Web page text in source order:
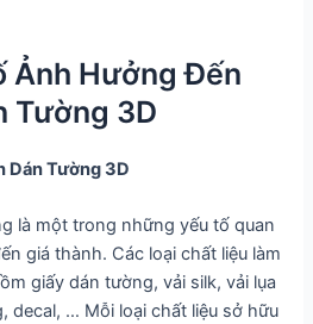
Ảnh Hưởng Đến
Tường 3D
Dán Tường 3D
là một trong những yếu tố quan
giá thành. Các loại chất liệu làm
giấy dán tường, vải silk, vải lụa
decal, … Mỗi loại chất liệu sở hữu